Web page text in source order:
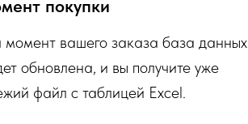
покупки
вашего заказа база данных
обновлена, и вы получите уже
файл с таблицей Excel.